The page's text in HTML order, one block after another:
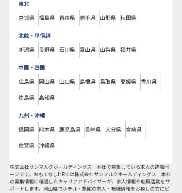
東北
宮城県 福島県 青森県 岩手県 山形県 秋田県
北陸・甲信越
新潟県 長野県 石川県 富山県 山梨県 福井県
中国・四国
広島県 岡山県 山口県 島根県 鳥取県 愛媛県 香川県
徳島県 高知県
九州・沖縄
福岡県 熊本県 鹿児島県 長崎県 大分県 宮崎県
佐賀県 沖縄県
株式会社サンマルクホールディングス 本社で募集している求人の詳細ペ
ージです。おもてなしHRでは株式会社サンマルクホールディングス 本社
の募集情報に精通したキャリアアドバイザーが、求人情報や転職活動をサ
ポートします。岡山県でホテル・旅館の求人・転職情報をお探しの方にピ